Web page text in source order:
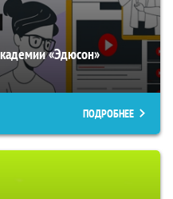
«Эдюсон»
ПОДРОБНЕЕ